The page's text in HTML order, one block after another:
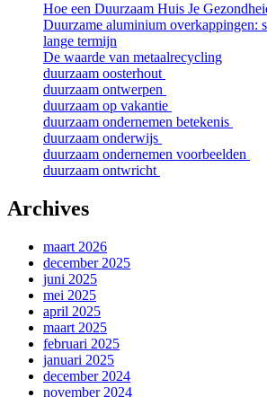
Hoe een Duurzaam Huis Je
Duurzame aluminium overkappingen:
lange termijn
De waarde van metaalrecycling
duurzaam oosterhout
duurzaam ontwerpen
duurzaam op vakantie
duurzaam ondernemen betekenis
duurzaam onderwijs
duurzaam ondernemen voorbeelden
duurzaam ontwricht
Archives
maart 2026
december 2025
juni 2025
mei 2025
april 2025
maart 2025
februari 2025
januari 2025
december 2024
november 2024